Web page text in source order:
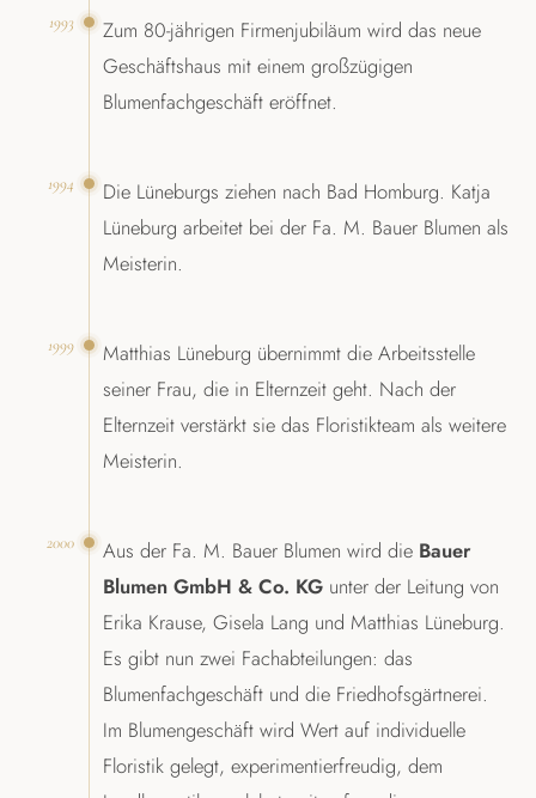
1993
Zum 80-jährigen Firmenjubiläum wird das neue
Geschäftshaus mit einem großzügigen
Blumenfachgeschäft eröffnet.
1994
Die Lüneburgs ziehen nach Bad Homburg. Katja
Lüneburg arbeitet bei der Fa. M. Bauer Blumen als
Meisterin.
1999
Matthias Lüneburg übernimmt die Arbeitsstelle
seiner Frau, die in Elternzeit geht. Nach der
Elternzeit verstärkt sie das Floristikteam als weitere
Meisterin.
2000 Aus der Fa. M. Bauer Blumen wird die Bauer
Blumen GmbH & Co. KG unter der Leitung von
Erika Krause, Gisela Lang und Matthias Lüneburg.
Es gibt nun zwei Fachabteilungen: das
Blumenfachgeschäft und die Friedhofsgärtnerei.
Im Blumengeschäft wird Wert auf individuelle
Floristik gelegt, experimentierfreudig, dem